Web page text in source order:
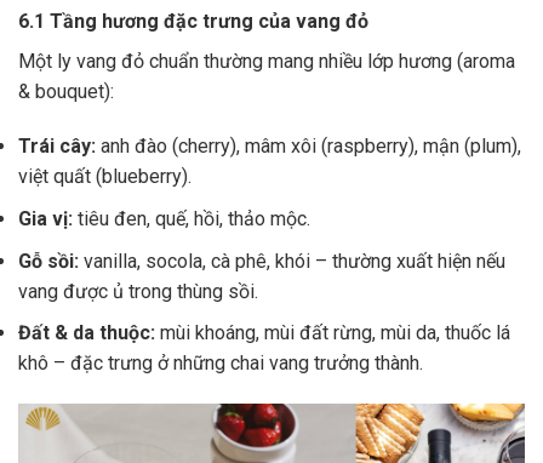
6.1 Tầng hương đặc trưng của vang đỏ
Một ly vang đỏ chuẩn thường mang nhiều lớp hương (aroma
& bouquet):
Trái cây: anh đào (cherry), mâm xôi (raspberry), mận (plum),
việt quất (blueberry).
Gia vị: tiêu đen, quế, hồi, thảo mộc.
Gỗ sồi: vanilla, socola, cà phê, khói – thường xuất hiện nếu
vang được ủ trong thùng sồi.
Đất & da thuộc: mùi khoáng, mùi đất rừng, mùi da, thuốc lá
khô – đặc trưng ở những chai vang trưởng thành.